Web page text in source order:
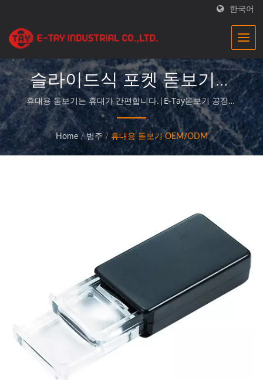
한국어
슬라이드식 포켓 돋보기기
업용 정밀 광학 돋보기 |E-
Tay
휴대용 돋보기는 휴대가 간편합니다.|E-Tay돋보기 공장은
우수한 품질의 돋보기 제품을 제공하는 전문 제조업체이며,
고객에게 완벽한 서비스를 제공합니다.
Home / 범주 / 휴대용 돋보기 OEM/ODM